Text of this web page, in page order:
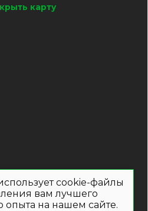
карту
cookie-файлы
вам лучшего
опыта на нашем сайте.